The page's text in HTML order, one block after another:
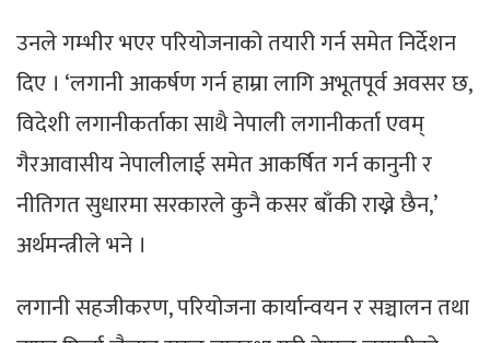
उनले गम्भीर भएर परियोजनाको तयारी गर्न समेत निर्देशन
दिए । ‘लगानी आकर्षण गर्न हाम्रा लागि अभूतपूर्व अवसर छ,
विदेशी लगानीकर्ताका साथै नेपाली लगानीकर्ता एवम्
गैरआवासीय नेपालीलाई समेत आकर्षित गर्न कानुनी र
नीतिगत सुधारमा सरकारले कुनै कसर बाँकी राख्ने छैन,’
अर्थमन्त्रीले भने ।
लगानी सहजीकरण, परियोजना कार्यान्वयन र सञ्चालन तथा